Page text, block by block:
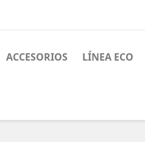
ACCESORIOS LÍNEA ECO